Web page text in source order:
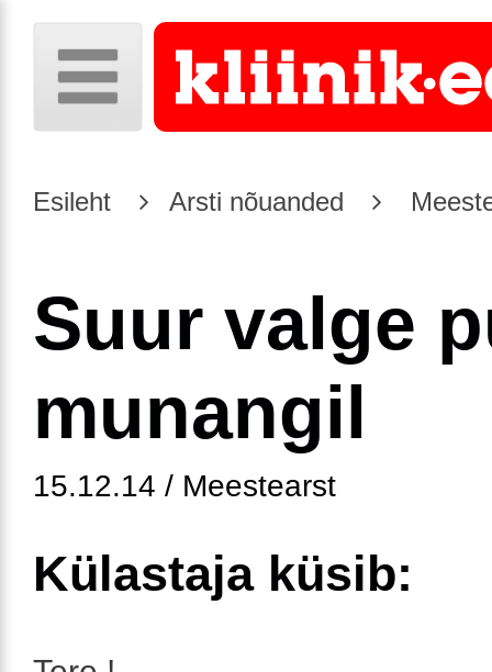
Esileht Arsti nõuanded
Suur valge
munangil
15.12.14 / Meestearst
Külastaja küsib: